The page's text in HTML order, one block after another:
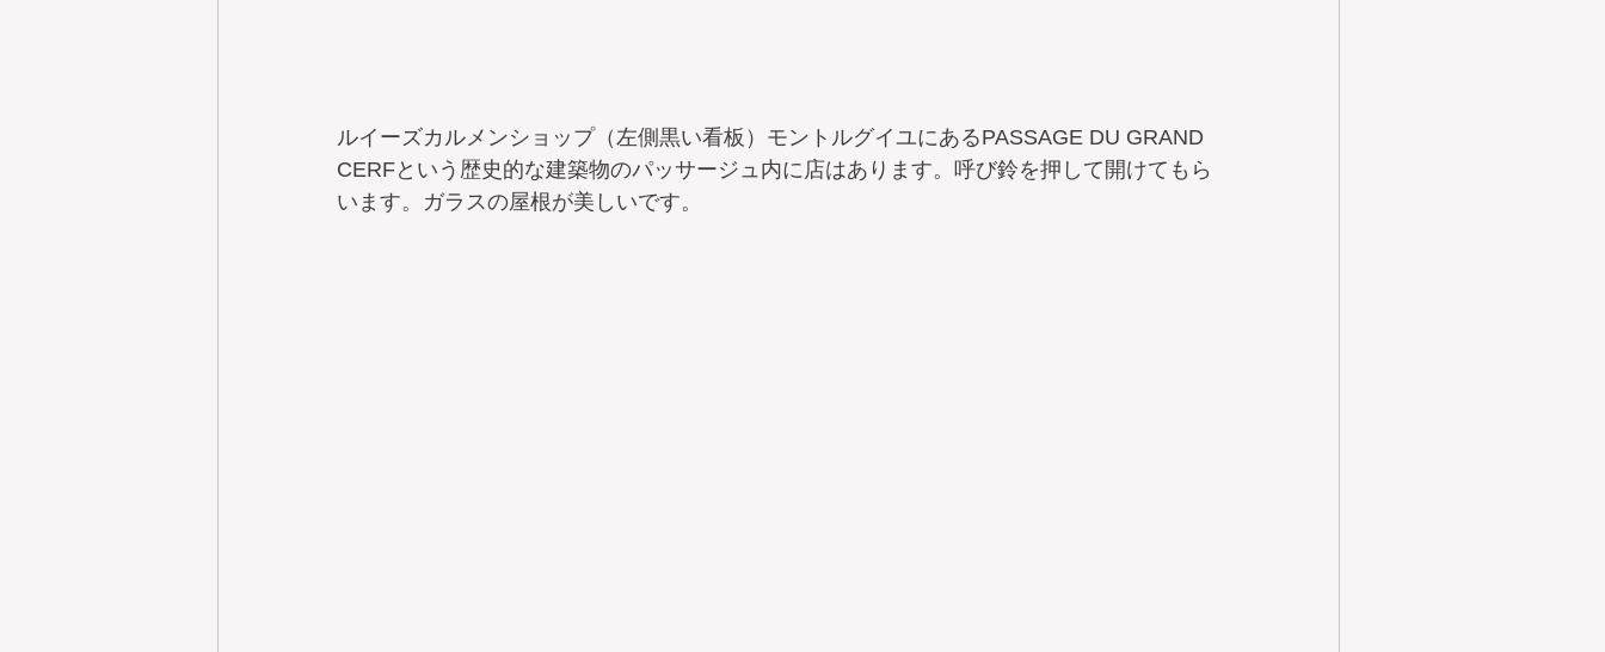
ルイーズカルメンショップ（左側黒い看板）モントルグイユにあるPASSAGE DU GRAND
CERFという歴史的な建築物のパッサージュ内に店はあります。呼び鈴を押して開けてもら
います。ガラスの屋根が美しいです。